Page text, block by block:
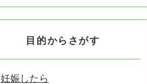
目的からさがす
妊娠したら